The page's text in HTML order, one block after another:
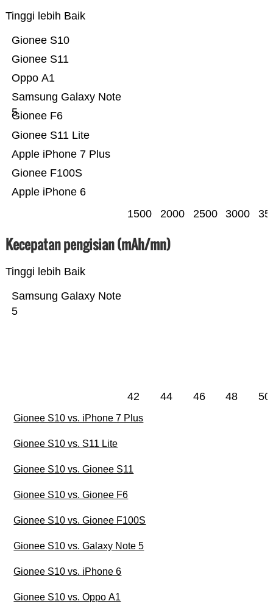
Tinggi lebih Baik
Apple iPhone 6
Gionee F100S
Apple iPhone 7 Plus
Gionee S11 Lite
Gionee F6
Samsung Galaxy Note
5
Oppo A1
Gionee S11
Gionee S10
1500 2000 2500 3000
Kecepatan pengisian (mAh/mn)
Tinggi lebih Baik
Samsung Galaxy Note
5
42 44 46 48 50
Gionee S10 vs. iPhone 7 Plus
Gionee S10 vs. S11 Lite
Gionee S10 vs. Gionee S11
Gionee S10 vs. Gionee F6
Gionee S10 vs. Gionee F100S
Gionee S10 vs. Galaxy Note 5
Gionee S10 vs. iPhone 6
Gionee S10 vs. Oppo A1